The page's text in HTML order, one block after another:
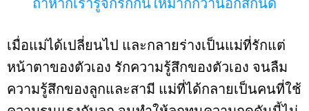
ถ้าหากเรารู้จักรักกันให้มากกว่านี้อีกสักนิด
เมื่อแม่ได้เปลี่ยนไป และกลายร่างเป็นแม่ที่รักแต่
หน้าตาของตัวเอง รักความรู้สึกของตัวเอง จนลืม
ความรู้สึกของลูกและสามี แม่ที่ได้กลายเป็นคนที่ใช้